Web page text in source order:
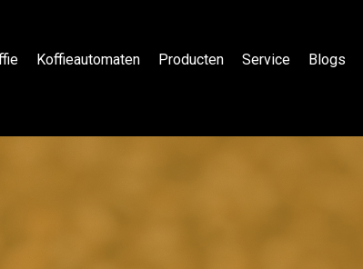
Koffieautomaten Producten Service Blogs